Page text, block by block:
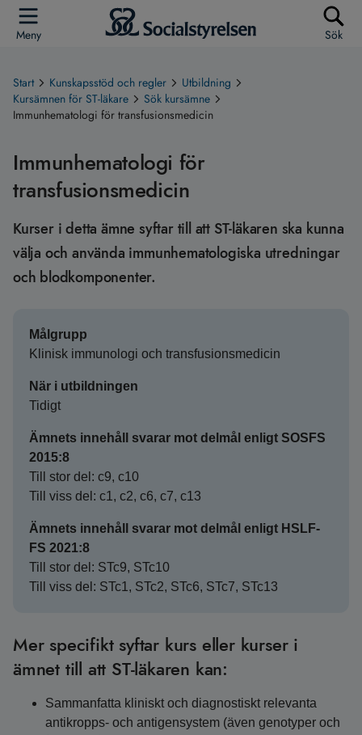
Meny Sök
Start Kunskapsstöd och regler
Utbildning
Kursämnen för ST-läkare
Sök kursämne
Immunhematologi för transfusionsmedicin
Immunhematologi för
transfusionsmedicin
Kurser i detta ämne syftar till att ST-läkaren ska kunna
välja och använda immunhematologiska utredningar
och blodkomponenter.
Målgrupp
Klinisk immunologi och transfusionsmedicin
När i utbildningen
Tidigt
Ämnets innehåll svarar mot delmål enligt SOSFS
2015:8
Till stor del: c9, c10
Till viss del: c1, c2, c6, c7, c13
Ämnets innehåll svarar mot delmål enligt HSLF-
FS 2021:8
Till stor del: STc9, STc10
Till viss del: STc1, STc2, STc6, STc7, STc13
Mer specifikt syftar kurs eller kurser i
ämnet till att ST-läkaren kan:
Sammanfatta kliniskt och diagnostiskt relevanta
antikropps- och antigensystem (även genotyper och